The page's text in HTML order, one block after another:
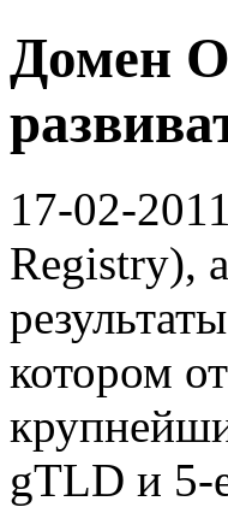
Домен
17-02-2011
Registry),
котором
gTLD и 5-